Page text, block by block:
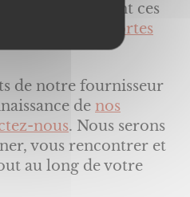
concernant ces
dédiées :
Portes
de notre fournisseur
de nos
nous. Nous serons
vous rencontrer et
au long de votre